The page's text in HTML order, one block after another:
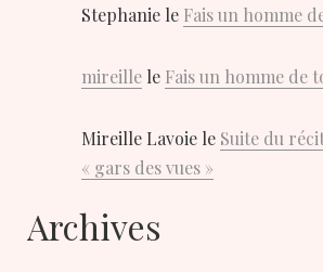
Stephanie le Fais un homme
mireille le Fais un homme de
Mireille Lavoie le Suite du
« gars des vues »
Archives